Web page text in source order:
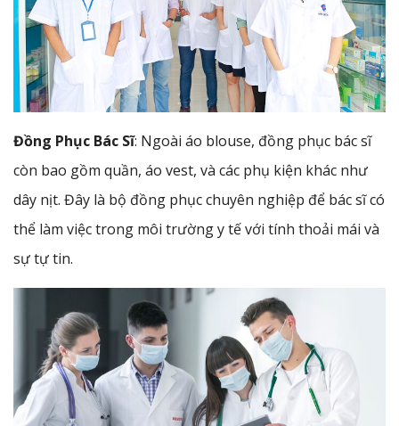
Đồng Phục Bác Sĩ: Ngoài áo blouse, đồng phục bác sĩ
còn bao gồm quần, áo vest, và các phụ kiện khác như
dây nịt. Đây là bộ đồng phục chuyên nghiệp để bác sĩ có
thể làm việc trong môi trường y tế với tính thoải mái và
sự tự tin.